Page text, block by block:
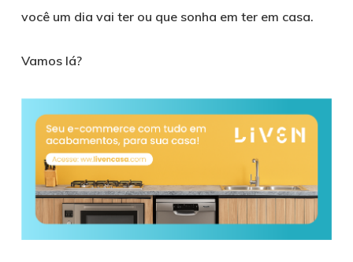
você um dia vai ter ou que sonha em ter em casa.
Vamos lá?